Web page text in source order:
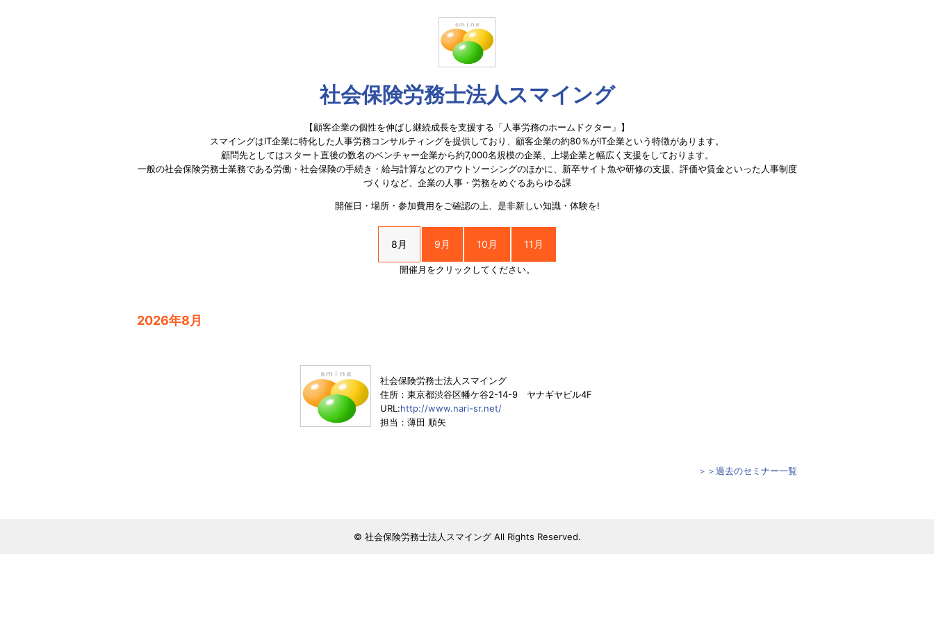
社会保険労務士法人スマイング
【顧客企業の個性を伸ばし継続成長を支援する「人事労務のホームドクター」】
スマイングはIT企業に特化した人事労務コンサルティングを提供しており、顧客企業の約80％がIT企業という特徴があります。
顧問先としてはスタート直後の数名のベンチャー企業から約7,000名規模の企業、上場企業と幅広く支援をしております。
一般の社会保険労務士業務である労働・社会保険の手続き・給与計算などのアウトソーシングのほかに、新卒サイト魚や研修の支援、評価や賃金といった人事制度
づくりなど、企業の人事・労務をめぐるあらゆる課
開催日・場所・参加費用をご確認の上、是非新しい知識・体験を!
8月 9月 10月 11月
開催月をクリックしてください。
2026年8月
社会保険労務士法人スマイング
住所：東京都渋谷区幡ケ谷2-14-9 ヤナギヤビル4F
URL:http://www.nari-sr.net/
担当：薄田 順矢
＞＞過去のセミナー一覧
© 社会保険労務士法人スマイング All Rights Reserved.